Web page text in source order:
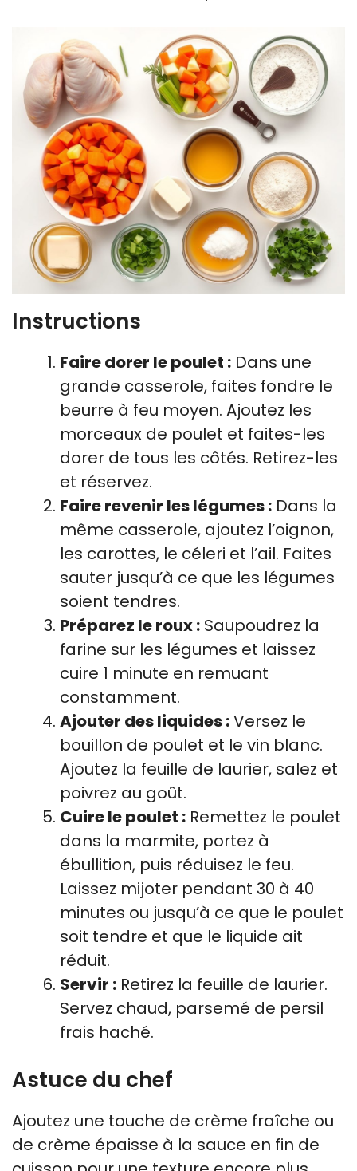
Instructions
Faire dorer le poulet : Dans une
grande casserole, faites fondre le
beurre à feu moyen. Ajoutez les
morceaux de poulet et faites-les
dorer de tous les côtés. Retirez-les
et réservez.
Faire revenir les légumes : Dans la
même casserole, ajoutez l’oignon,
les carottes, le céleri et l’ail. Faites
sauter jusqu’à ce que les légumes
soient tendres.
Préparez le roux : Saupoudrez la
farine sur les légumes et laissez
cuire 1 minute en remuant
constamment.
Ajouter des liquides :Versez le
bouillon de poulet et le vin blanc.
Ajoutez la feuille de laurier, salez et
poivrez au goût.
Cuire le poulet : Remettez le poulet
dans la marmite, portez à
ébullition, puis réduisez le feu.
Laissez mijoter pendant 30 à 40
minutes ou jusqu’à ce que le poulet
soit tendre et que le liquide ait
réduit.
Servir : Retirez la feuille de laurier.
Servez chaud, parsemé de persil
frais haché.
Astuce du chef
Ajoutez une touche de crème fraîche ou
de crème épaisse à la sauce en fin de